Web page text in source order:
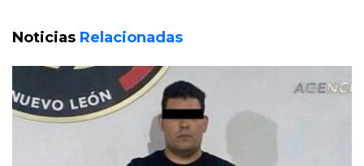
Noticias Relacionadas